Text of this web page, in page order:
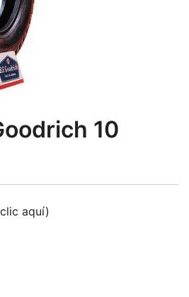
10
aquí)